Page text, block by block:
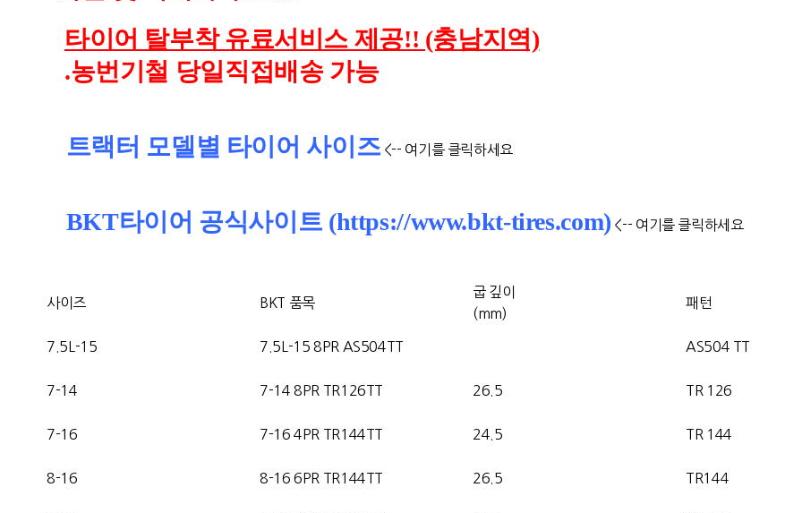
타이어 탈부착 유료서비스 제공!! (충남지역)
.농번기철 당일직접배송 가능
트랙터 모델별 타이어 사이즈 <-- 여기를 클릭하세요
BKT타이어 공식사이트 (https://www.bkt-tires.com) <-- 여기를 클릭하세요
사이즈 BKT 품목
굽 깊이
(mm)
패턴
7.5L-15 7.5L-15 8PR AS504TT AS504 TT
7-14 7-14 8PR TR126TT 26.5 TR 126
7-16 7-16 4 PR TR144TT 24.5 TR 144
8-16 8-16 6 PR TR144TT 26.5 TR144